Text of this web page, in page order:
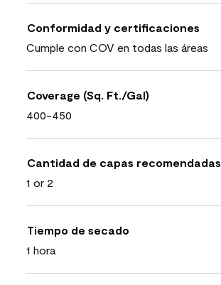
Conformidad y certificaciones
Cumple con COV en todas las áreas
Coverage (Sq. Ft./Gal)
400-450
Cantidad de capas recomendadas
1 or 2
Tiempo de secado
1 hora